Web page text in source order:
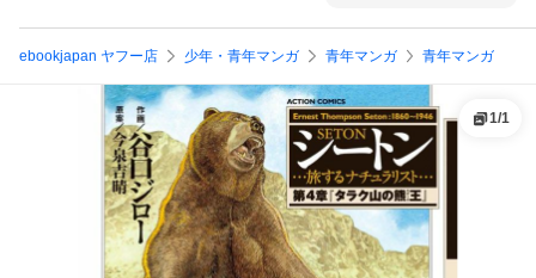
ebookjapan ヤフー店 少年・青年マンガ 青年マンガ 青年マンガ
1/1